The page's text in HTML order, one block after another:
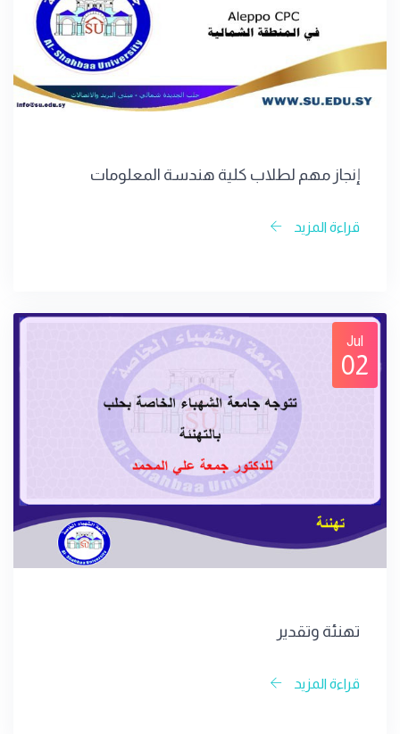
إنجاز مهم لطلاب كلية هندسة المعلومات
قراءة المزيد
Jul
02
تهنئة وتقدير
قراءة المزيد